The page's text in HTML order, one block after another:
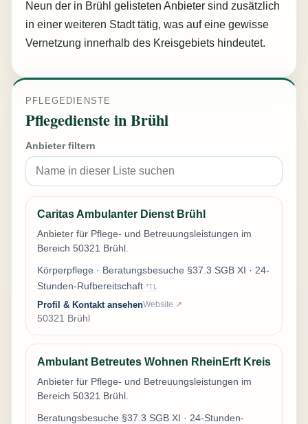
Neun der in Brühl gelisteten Anbieter sind zusätzlich
in einer weiteren Stadt tätig, was auf eine gewisse
Vernetzung innerhalb des Kreisgebiets hindeutet.
PFLEGEDIENSTE
Pflegedienste in Brühl
Anbieter filtern
Caritas Ambulanter Dienst Brühl
Anbieter für Pflege- und Betreuungsleistungen im
Bereich 50321 Brühl.
Körperpflege · Beratungsbesuche §37.3 SGB XI · 24-
Stunden-Rufbereitschaft *TL
Profil & Kontakt ansehenWebsite ↗
50321 Brühl
Ambulant Betreutes Wohnen RheinErft Kreis
Anbieter für Pflege- und Betreuungsleistungen im
Bereich 50321 Brühl.
Beratungsbesuche §37.3 SGB XI · 24-Stunden-